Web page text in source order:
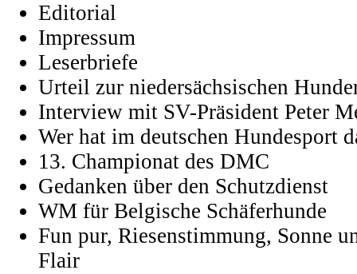
Editorial
Impressum
Leserbriefe
Urteil zur niedersächsischen
Interview mit SV-Präsident Peter
Wer hat im deutschen Hundesport
13. Championat des DMC
Gedanken über den Schutzdienst
WM für Belgische Schäferhunde
Fun pur, Riesenstimmung, Sonne
Flair